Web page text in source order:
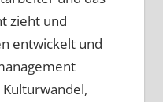
zieht und
entwickelt und